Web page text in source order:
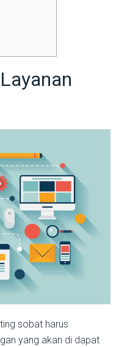
sobat harus
yang akan di dapat